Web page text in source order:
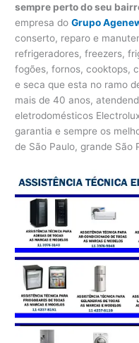
sempre perto do seu
empresa doGrupo
conserto, reparo e
refrigeradores, freezers,
fogões, fornos, cooktops,
e seca que esta no ramo
mais de 40 anos,
eletrodomésticos
garantia e sempre os
de São Paulo, grande São